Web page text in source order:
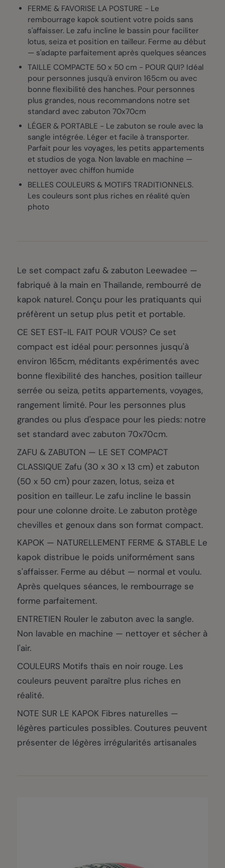
FERME & FAVORISE LA POSTURE - Le
rembourrage kapok soutient votre poids sans
s'affaisser. Le zafu incline le bassin pour faciliter
lotus, seiza et position en tailleur. Ferme au début
— s'adapte parfaitement après quelques séances
TAILLE COMPACTE 50 x 50 cm - POUR QUI? Idéal
pour personnes jusqu'à environ 165cm ou avec
bonne flexibilité des hanches. Pour personnes
plus grandes, nous recommandons notre set
standard avec zabuton 70x70cm
LÉGER & PORTABLE - Le zabuton se roule avec la
sangle intégrée. Léger et facile à transporter.
Parfait pour les voyages, les petits appartements
et studios de yoga. Non lavable en machine —
nettoyer avec chiffon humide
BELLES COULEURS & MOTIFS TRADITIONNELS.
Les couleurs sont plus riches en réalité qu'en
photo
Le set compact zafu & zabuton Leewadee —
fabriqué à la main en Thaïlande, rembourré de
kapok naturel. Conçu pour les pratiquants qui
préfèrent un setup plus petit et portable.
CE SET EST-IL FAIT POUR VOUS? Ce set
compact est idéal pour: personnes jusqu'à
environ 165cm, méditants expérimentés avec
bonne flexibilité des hanches, position tailleur
serrée ou seiza, petits appartements, voyages,
rangement limité. Pour les personnes plus
grandes ou plus d'espace pour les pieds: notre
set standard avec zabuton 70x70cm.
ZAFU & ZABUTON — LE SET COMPACT
CLASSIQUE Zafu (30 x 30 x 13 cm) et zabuton
(50 x 50 cm) pour zazen, lotus, seiza et
position en tailleur. Le zafu incline le bassin
pour une colonne droite. Le zabuton protège
chevilles et genoux dans son format compact.
KAPOK — NATURELLEMENT FERME & STABLE Le
kapok distribue le poids uniformément sans
s'affaisser. Ferme au début — normal et voulu.
Après quelques séances, le rembourrage se
forme parfaitement.
ENTRETIEN Rouler le zabuton avec la sangle.
Non lavable en machine — nettoyer et sécher à
l'air.
COULEURS Motifs thaïs en noir rouge. Les
couleurs peuvent paraître plus riches en
réalité.
NOTE SUR LE KAPOK Fibres naturelles —
légères particules possibles. Coutures peuvent
présenter de légères irrégularités artisanales